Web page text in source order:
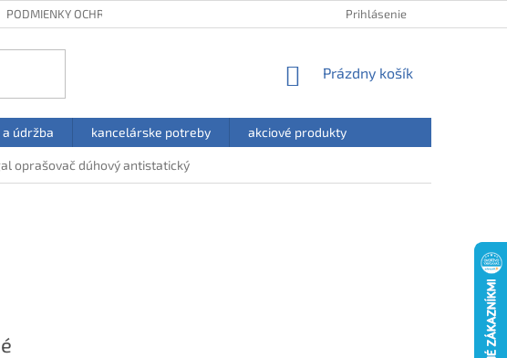
PODMIENKY OCHRANY OSOBNÝCH ÚDAJOV HODNOTENIE OBCHODU
Prihlásenie
NÁKUPNÝ
Prázdny košík
údržba kancelárske potreby akciové produkty
oprašovač dúhový antistatický